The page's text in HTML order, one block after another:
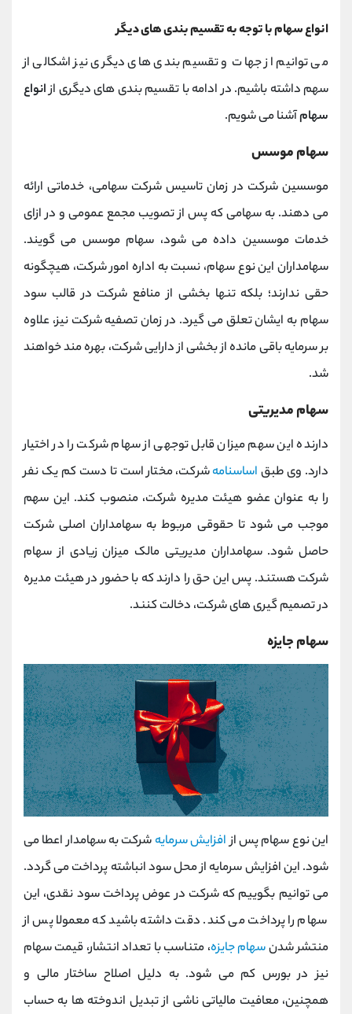
انواع سهام با توجه به تقسیم بندی های دیگر
می توانیم از جهات و تقسیم بندی های دیگری نیز اشکالی از
سهم داشته باشیم. در ادامه با تقسیم بندی های دیگری ازانواع
سهامآشنا می شویم.
سهام موسس
موسسین شرکت در زمان تاسیس شرکت سهامی، خدماتی ارائه
می دهند. به سهامی که پس از تصویب مجمع عمومی و در ازای
خدمات موسسین داده می شود، سهام موسس می گویند.
سهامداران این نوع سهام، نسبت به اداره امور شرکت، هیچگونه
حقی ندارند؛ بلکه تنها بخشی از منافع شرکت در قالب سود
سهام به ایشان تعلق می گیرد. در زمان تصفیه شرکت نیز، علاوه
بر سرمایه باقی مانده از بخشی از دارایی شرکت، بهره مند خواهند
شد.
سهام مدیریتی
دارنده این سهم میزان قابل توجهی از سهام شرکت را در اختیار
دارد. وی طبق اساسنامهشرکت، مختار است تا دست کم یک نفر
را به عنوان عضو هیئت مدیره شرکت، منصوب کند. این سهم
موجب می شود تا حقوقی مربوط به سهامداران اصلی شرکت
حاصل شود. سهامداران مدیریتی مالک میزان زیادی از سهام
شرکت هستند. پس این حق را دارند که با حضور در هیئت مدیره
در تصمیم گیری های شرکت، دخالت کنند.
سهام جایزه
این نوع سهام پس ازافزایش سرمایه شرکت به سهامدار اعطا می
شود. این افزایش سرمایه از محل سود انباشته پرداخت می گردد.
می توانیم بگوییم که شرکت در عوض پرداخت سود نقدی، این
سهام را پرداخت می کند. دقت داشته باشید که معمولا پس از
منتشر شدنسهام جایزه، متناسب با تعداد انتشار، قیمت سهام
نیز در بورس کم می شود. به دلیل اصلاح ساختار مالی و
همچنین، معافیت مالیاتی ناشی از تبدیل اندوخته ها به حساب